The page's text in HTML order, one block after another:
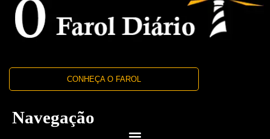
CONHEÇA O FAROL
Navegação